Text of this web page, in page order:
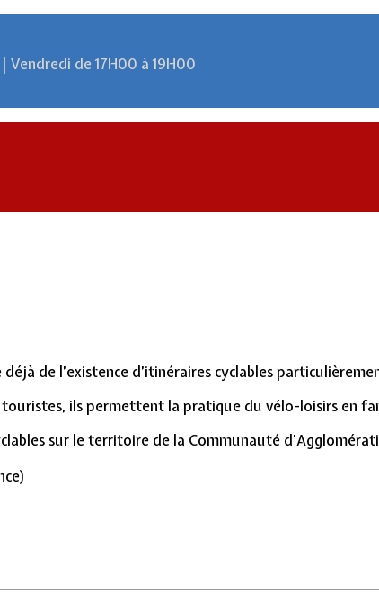
Vendredi de 17H00 à 19H00
de l’existence d’itinéraires cyclables
ils permettent la pratique du vélo-loisirs en
sur le territoire de la Communauté